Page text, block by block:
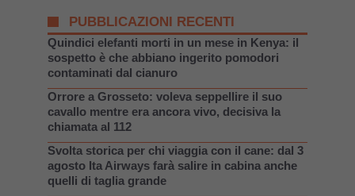
PUBBLICAZIONI RECENTI
Quindici elefanti morti in un mese in Kenya: il
sospetto è che abbiano ingerito pomodori
contaminati dal cianuro
Orrore a Grosseto: voleva seppellire il suo
cavallo mentre era ancora vivo, decisiva la
chiamata al 112
Svolta storica per chi viaggia con il cane: dal 3
agosto Ita Airways farà salire in cabina anche
quelli di taglia grande